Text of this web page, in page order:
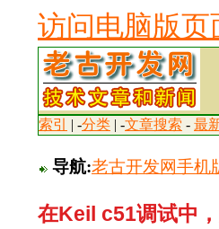
访问电脑版页
索引 | -分类 | -文章搜索 - 最
导航:老古开发网手机
在Keil c51调试中